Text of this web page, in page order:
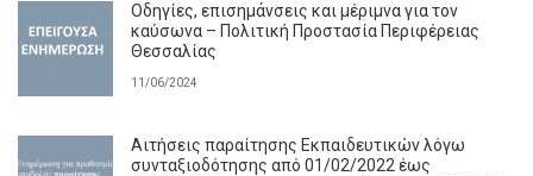
Οδηγίες, επισημάνσεις και μέριμνα για τον
καύσωνα – Πολιτική Προστασία Περιφέρειας
Θεσσαλίας
11/06/2024
Αιτήσεις παραίτησης Εκπαιδευτικών λόγω
συνταξιοδότησης από 01/02/2022 έως